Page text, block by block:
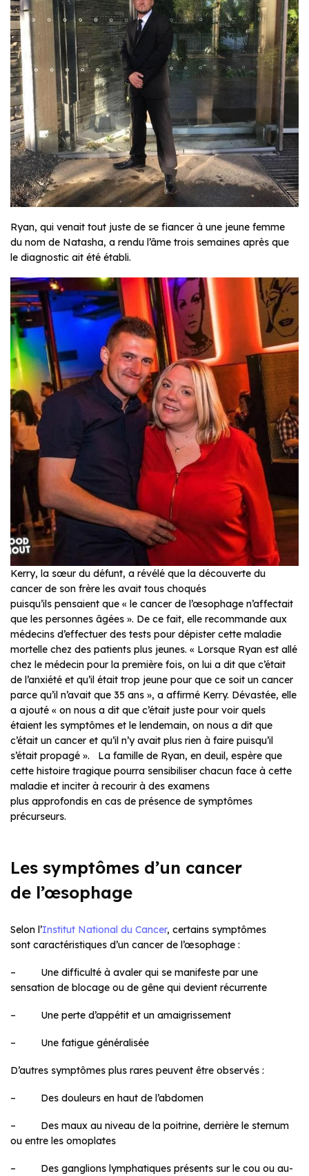
Ryan, qui venait tout juste de se fiancer à une jeune femme
du nom de Natasha, a rendu l’âme trois semaines après que
le diagnostic ait été établi.
Kerry, la sœur du défunt, a révélé que la découverte du
cancer de son frère les avait tous choqués
puisqu’ils pensaient que « le cancer de l’œsophage n’affectait
que les personnes âgées ». De ce fait, elle recommande aux
médecins d’effectuer des tests pour dépister cette maladie
mortelle chez des patients plus jeunes. « Lorsque Ryan est allé
chez le médecin pour la première fois, on lui a dit que c’était
de l’anxiété et qu’il était trop jeune pour que ce soit un cancer
parce qu’il n’avait que 35 ans », a affirmé Kerry. Dévastée, elle
a ajouté « on nous a dit que c’était juste pour voir quels
étaient les symptômes et le lendemain, on nous a dit que
c’était un cancer et qu’il n’y avait plus rien à faire puisqu’il
s’était propagé ». La famille de Ryan, en deuil, espère que
cette histoire tragique pourra sensibiliser chacun face à cette
maladie et inciter à recourir à des examens
plus approfondis en cas de présence de symptômes
précurseurs.
Les symptômes d’un cancer
de l’œsophage
Selon l’Institut National du Cancer, certains symptômes
sont caractéristiques d’un cancer de l’œsophage :
– Une difficulté à avaler qui se manifeste par une
sensation de blocage ou de gêne qui devient récurrente
– Une perte d’appétit et un amaigrissement
– Une fatigue généralisée
D’autres symptômes plus rares peuvent être observés :
– Des douleurs en haut de l’abdomen
– Des maux au niveau de la poitrine, derrière le sternum
ou entre les omoplates
– Des ganglions lymphatiques présents sur le cou ou au-